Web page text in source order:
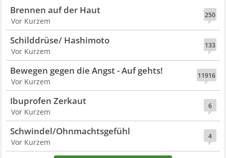
250
Brennen auf der Haut
Vor Kurzem
133
Schilddrüse/ Hashimoto
Vor Kurzem
11916
Bewegen gegen die Angst - Auf gehts!
Vor Kurzem
6
Ibuprofen Zerkaut
Vor Kurzem
4
Schwindel/Ohnmachtsgefühl
Vor Kurzem